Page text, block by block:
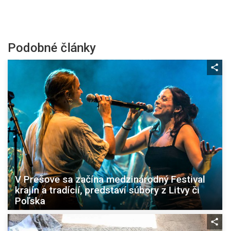
Podobné články
V Prešove sa začína medzinárodný Festival
krajín a tradícií, predstaví súbory z Litvy či
Poľska